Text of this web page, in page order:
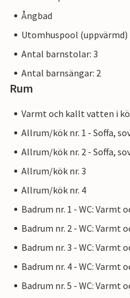
Ångbad
Utomhuspool (uppvärmd)
Antal barnstolar: 3
Antal barnsängar: 2
Rum
Varmt och kallt vatten i
Allrum/kök nr. 1 - Soffa,
Allrum/kök nr. 2 - Soffa,
Allrum/kök nr. 3
Allrum/kök nr. 4
Badrum nr. 1 - WC: Varmt
Badrum nr. 2 - WC: Varmt
Badrum nr. 3 - WC: Varmt
Badrum nr. 4 - WC: Varmt
Badrum nr. 5 - WC: Varmt